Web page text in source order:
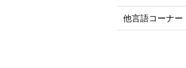
他言語コーナー